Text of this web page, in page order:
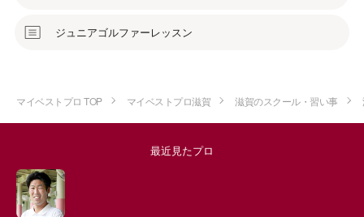
ジュニアゴルファーレッスン
マイベストプロ TOP マイベストプロ滋賀 滋賀のスクール・習い事
最近見たプロ